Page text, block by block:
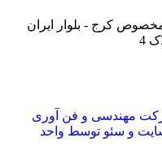
14 جاده مخصوص کرج - بلوار ایران
مهندسی و فن آوری
و سئو توسط واحد